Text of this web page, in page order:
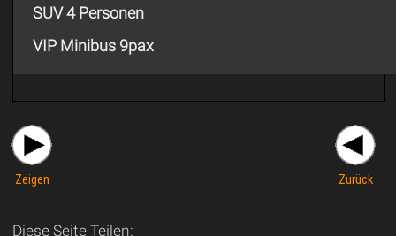
SUV 4 Personen
VIP Minibus 9pax
Zeigen Zurück
Diese Seite Teilen: